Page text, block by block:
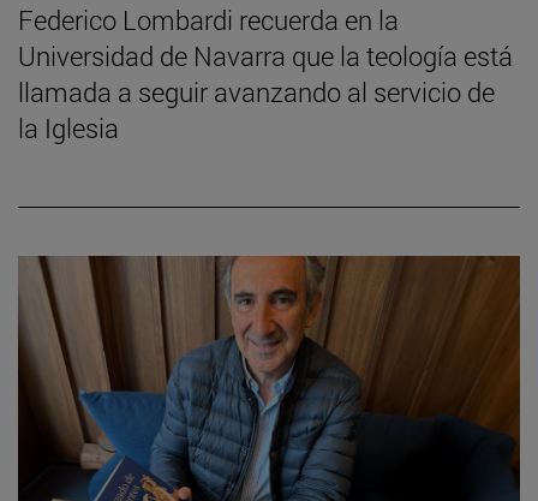
Federico Lombardi recuerda en la
Universidad de Navarra que la teología está
llamada a seguir avanzando al servicio de
la Iglesia